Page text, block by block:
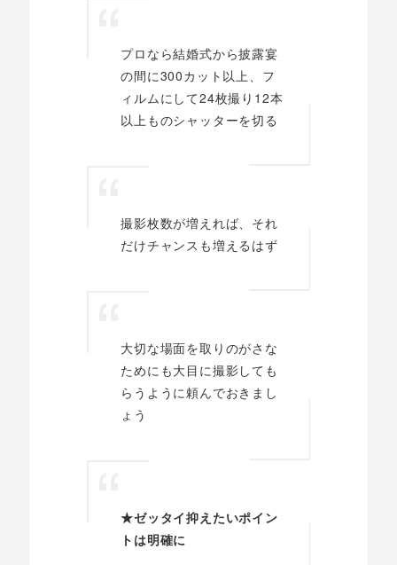
プロなら結婚式から披露宴
の間に300カット以上、フ
ィルムにして24枚撮り12本
以上ものシャッターを切る
撮影枚数が増えれば、それ
だけチャンスも増えるはず
大切な場面を取りのがさな
ためにも大目に撮影しても
らうように頼んでおきまし
ょう
★ゼッタイ抑えたいポイン
トは明確に